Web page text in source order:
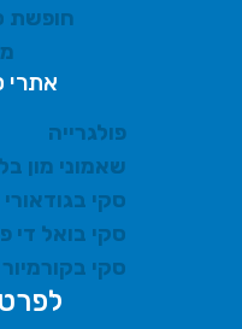
חופשת
אתרי
פולגרייה
שאמוני מון
סקי בגודאורי
סקי בואל די
סקי בקורמיור